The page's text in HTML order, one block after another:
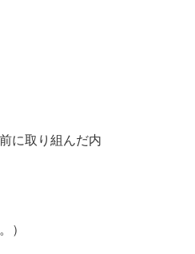
に取り組んだ内
）